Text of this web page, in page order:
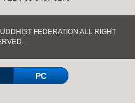
FEDERATION ALL RIGHT
PC